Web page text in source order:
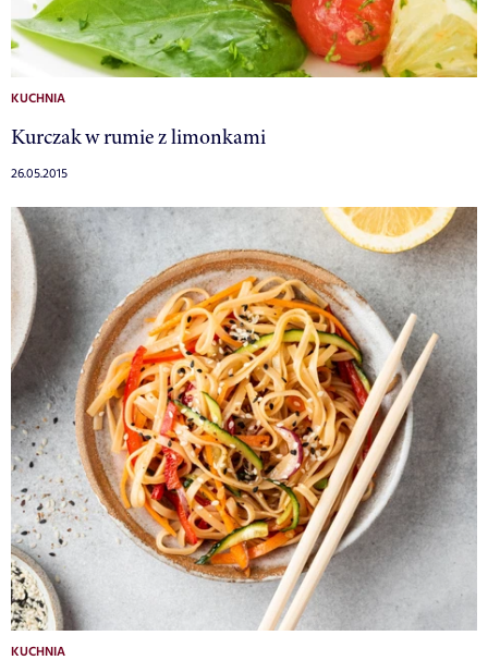
KUCHNIA
Kurczak w rumie z limonkami
26.05.2015
KUCHNIA